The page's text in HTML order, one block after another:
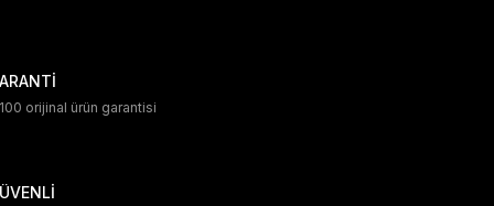
orijinal ürün garantisi